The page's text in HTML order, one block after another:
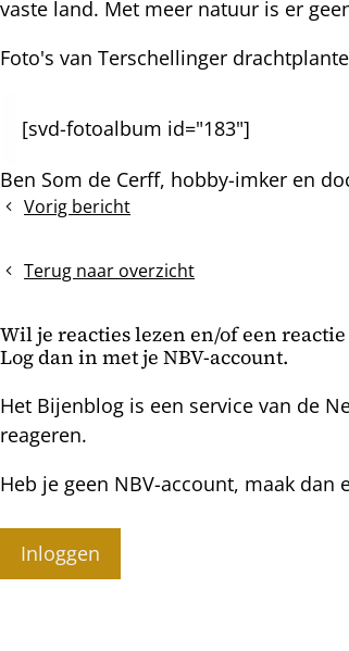
vaste land. Met meer natuur is er
Foto's van Terschellinger
[svd-fotoalbum id="183"]
Ben Som de Cerff, hobby-imker en
Vorig bericht
De
volgens
Terug naar overzicht
Wil je reacties lezen en/of een
Log dan in met je NBV-account.
Het Bijenblog is een service van de
reageren.
Heb je geen NBV-account, maak dan
Inloggen